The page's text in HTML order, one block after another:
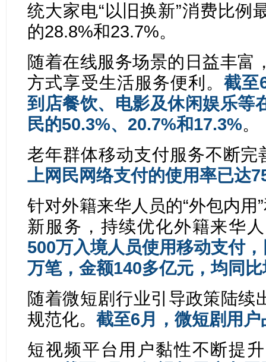
统大家电“以旧换新”消费比例
的28.8%和23.7%。
随着在线服务场景的日益丰富
方式享受生活服务便利。 截至
到店餐饮、电影及休闲娱乐等
民的50.3%、20.7%和17.3%。
老年群体移动支付服务不断完
上网民网络支付的使用率已达
针对外籍来华人员的“外包内用
新服务，持续优化外籍来华
500万入境人员使用移动支付
万笔，金额140多亿元，均同
随着微短剧行业引导政策陆续
规范化。截至6月，微短剧用
短视频平台用户黏性不断提